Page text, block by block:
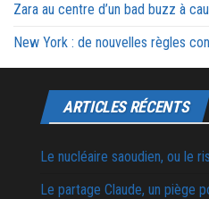
Zara au centre d’un bad buzz à
New York : de nouvelles règles
ARTICLES RÉCENTS
Le nucléaire saoudien, ou le
Le partage Claude, un piège